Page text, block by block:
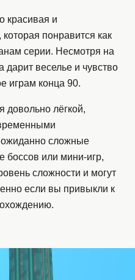
красивая и
которая понравится как
серии. Несмотря на
дарит веселье и чувство
играм конца 90.
довольно лёгкой,
сложные
боссов или мини-игр,
сложности и могут
если вы привыкли к